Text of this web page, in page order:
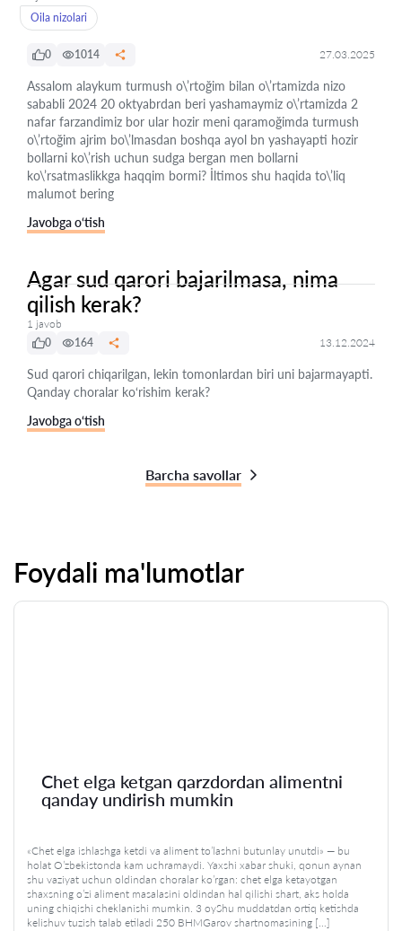
Oila nizolari
0 1014 27.03.2025
Assalom alaykum turmush o\’rtoğim bilan o\’rtamizda nizo
sababli 2024 20 oktyabrdan beri yashamaymiz o\’rtamizda 2
nafar farzandimiz bor ular hozir meni qaramoğimda turmush
o\’rtoğim ajrim bo\’lmasdan boshqa ayol bn yashayapti hozir
bollarni ko\’rish uchun sudga bergan men bollarni
ko\’rsatmaslikkga haqqim bormi? İltimos shu haqida to\’liq
malumot bering
Javobga o‘tish
Agar sud qarori bajarilmasa, nima
qilish kerak?
1 javob
0
164 13.12.2024
Sud qarori chiqarilgan, lekin tomonlardan biri uni bajarmayapti.
Qanday choralar ko‘rishim kerak?
Javobga o‘tish
Barcha savollar
Foydali ma'lumotlar
Chet elga ketgan qarzdordan alimentni
qanday undirish mumkin
«Chet elga ishlashga ketdi va aliment to’lashni butunlay unutdi» — bu
holat O’zbekistonda kam uchramaydi. Yaxshi xabar shuki, qonun aynan
shu vaziyat uchun oldindan choralar ko’rgan: chet elga ketayotgan
shaxsning o’zi aliment masalasini oldindan hal qilishi shart, aks holda
uning chiqishi cheklanishi mumkin. 3 oyShu muddatdan ortiq ketishda
kelishuv tuzish talab etiladi 250 BHMGarov shartnomasining […]